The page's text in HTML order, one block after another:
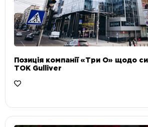
Позиція компанії «Три О» щодо
ТОК Gulliver